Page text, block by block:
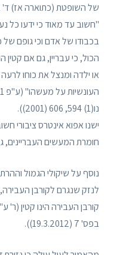
של השופטת (כתוארה אז) ד'
"חשוב עד מאוד כי ידעו כל
בכבודו של אדם וכי גופם של
הכול, כי עבריין, גם אם
או ילדה ומנצל את כוחו
נו(1) 594, 606 (2001)).
ישנו אפוא אינטרס ציבורי
חומרת המעשים העבריינים,
נוסף על שיקולי הגמול
לנזק שנגרם לקורבן
בפס' 7 (19.3.2012)).